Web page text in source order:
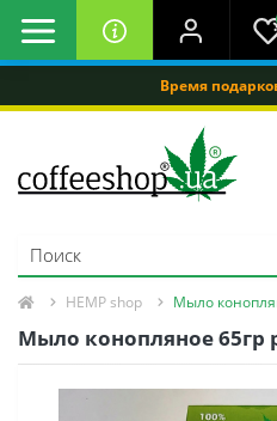
Время
HEMP shop Мыло
Мыло конопляное 65гр